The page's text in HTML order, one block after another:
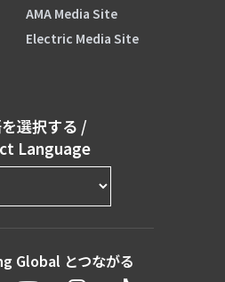
AMA Media Site
Electric Media Site
選択する /
Language
Global とつながる